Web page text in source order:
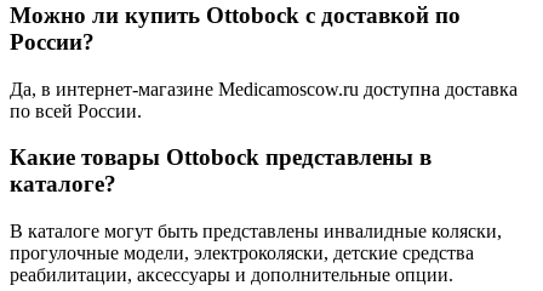
Можно ли купить Ottobock с доставкой по
России?
Да, в интернет-магазине Medicamoscow.ru доступна доставка
по всей России.
Какие товары Ottobock представлены в
каталоге?
В каталоге могут быть представлены инвалидные коляски,
прогулочные модели, электроколяски, детские средства
реабилитации, аксессуары и дополнительные опции.